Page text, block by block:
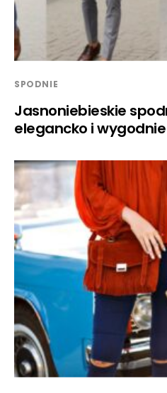
SPODNIE
Jasnoniebieskie
elegancko i wygodnie